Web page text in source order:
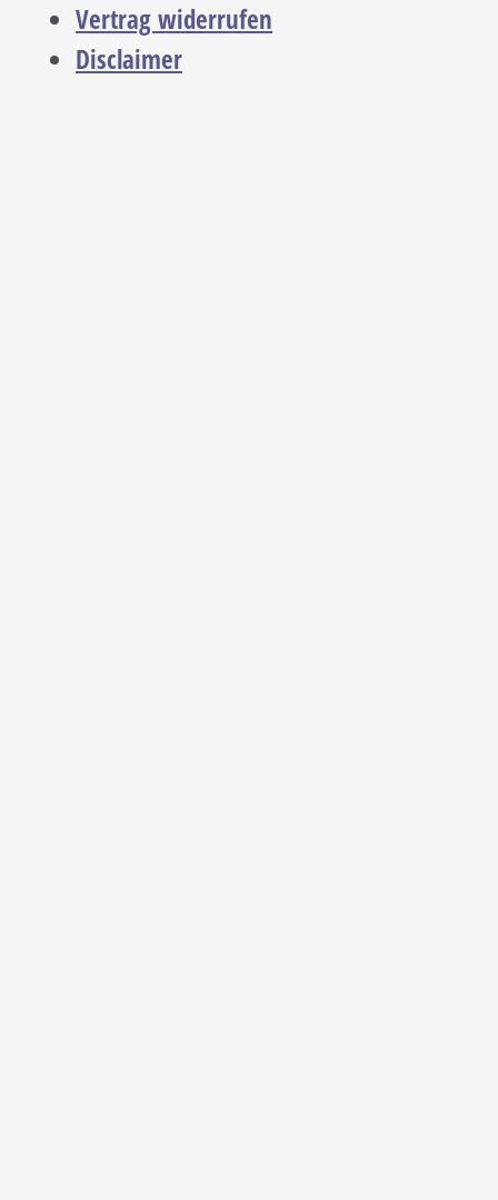
Vertrag widerrufen
Disclaimer